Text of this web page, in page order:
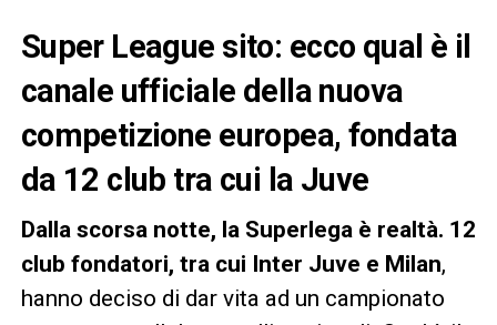
Super League sito: ecco qual è il
canale ufficiale della nuova
competizione europea, fondata
da 12 club tra cui la Juve
Dalla scorsa notte, la Superlega è realtà. 12
club fondatori, tra cui Inter Juve e Milan,
hanno deciso di dar vita ad un campionato